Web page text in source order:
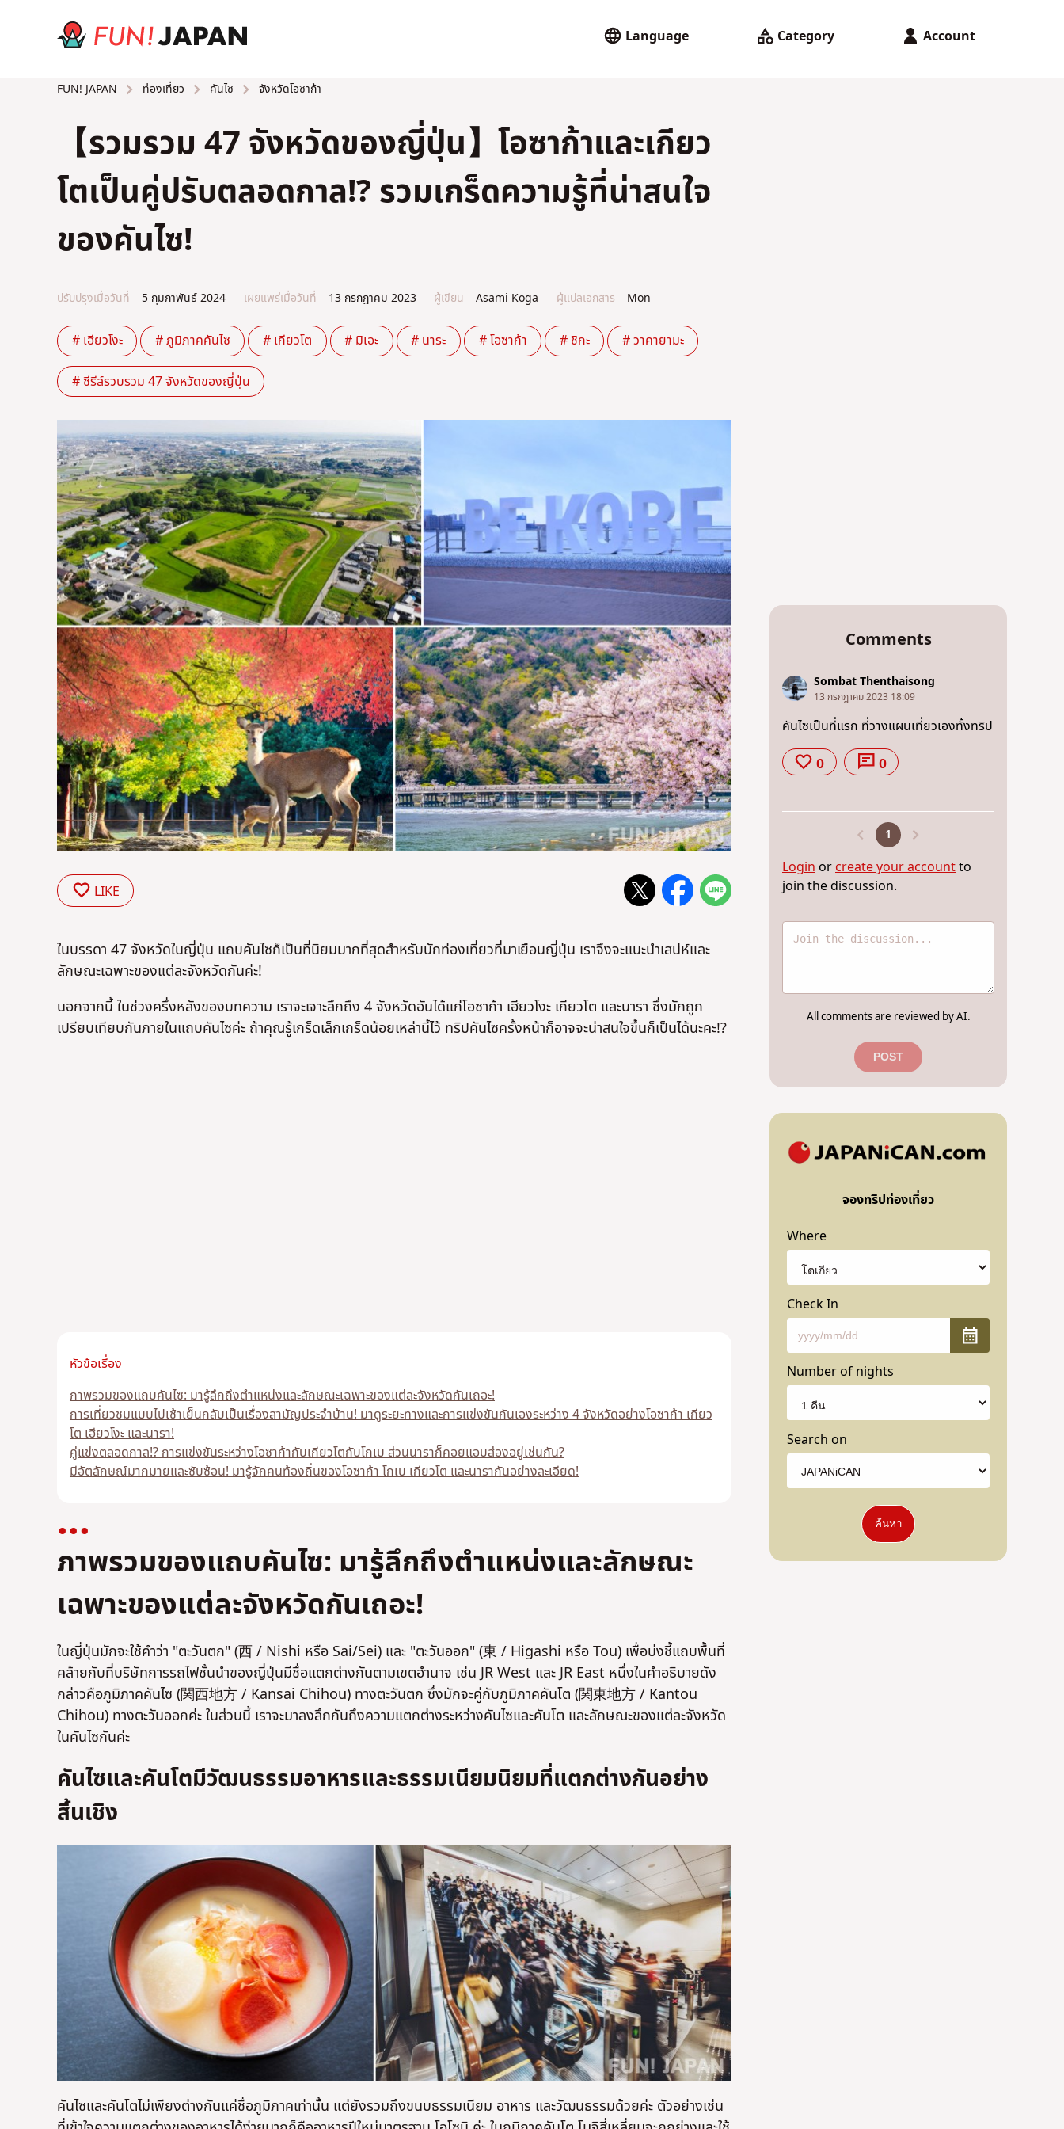
Language Category Account
FUN! JAPAN ท่องเที่ยว คันไซ จังหวัดโอซาก้า
【รวมรวม 47 จังหวัดของญี่ปุ่น】โอซาก้าและเกียว
โตเป็นคู่ปรับตลอดกาล!? รวมเกร็ดความรู้ที่น่าสนใจ
ของคันไซ!
ปรับปรุงเมื่อวันที่ 5 กุมภาพันธ์ 2024 เผยแพร่เมื่อวันที่ 13 กรกฎาคม 2023 ผู้เขียน Asami Koga ผู้แปลเอกสาร Mon
# เฮียวโงะ # ภูมิภาคคันไซ # เกียวโต # มิเอะ # นาระ # โอซาก้า # ชิกะ # วาคายามะ
# ซีรีส์รวบรวม 47 จังหวัดของญี่ปุ่น
LIKE
ในบรรดา 47 จังหวัดในญี่ปุ่น แถบคันไซก็เป็นที่นิยมมากที่สุดสำหรับนักท่องเที่ยวที่มาเยือนญี่ปุ่น เราจึงจะแนะนำเสน่ห์และ
ลักษณะเฉพาะของแต่ละจังหวัดกันค่ะ!
นอกจากนี้ ในช่วงครึ่งหลังของบทความ เราจะเจาะลึกถึง 4 จังหวัดอันได้แก่โอซาก้า เฮียวโงะ เกียวโต และนารา ซึ่งมักถูก
เปรียบเทียบกันภายในแถบคันไซค่ะ ถ้าคุณรู้เกร็ดเล็กเกร็ดน้อยเหล่านี้ไว้ ทริปคันไซครั้งหน้าก็อาจจะน่าสนใจขึ้นก็เป็นได้นะคะ!?
หัวข้อเรื่อง
ภาพรวมของแถบคันไซ: มารู้ลึกถึงตำแหน่งและลักษณะเฉพาะของแต่ละจังหวัดกันเถอะ!
การเที่ยวชมแบบไปเช้าเย็นกลับเป็นเรื่องสามัญประจำบ้าน! มาดูระยะทางและการแข่งขันกันเองระหว่าง 4 จังหวัดอย่างโอซาก้า เกียว
โต เฮียวโงะ และนารา!
คู่แข่งตลอดกาล!? การแข่งขันระหว่างโอซาก้ากับเกียวโตกับโกเบ ส่วนนาราก็คอยแอบส่องอยู่เช่นกัน?
มีอัตลักษณ์มากมายและซับซ้อน! มารู้จักคนท้องถิ่นของโอซาก้า โกเบ เกียวโต และนารากันอย่างละเอียด!
ภาพรวมของแถบคันไซ: มารู้ลึกถึงตำแหน่งและลักษณะ
เฉพาะของแต่ละจังหวัดกันเถอะ!
ในญี่ปุ่นมักจะใช้คำว่า "ตะวันตก" (西 / Nishi หรือ Sai/Sei) และ "ตะวันออก" (東 / Higashi หรือ Tou) เพื่อบ่งชี้แถบพื้นที่
คล้ายกับที่บริษัทการรถไฟชั้นนำของญี่ปุ่นมีชื่อแตกต่างกันตามเขตอำนาจ เช่น JR West และ JR East หนึ่งในคำอธิบายดัง
กล่าวคือภูมิภาคคันไซ (関西地方 / Kansai Chihou) ทางตะวันตก ซึ่งมักจะคู่กับภูมิภาคคันโต (関東地方 / Kantou
Chihou) ทางตะวันออกค่ะ ในส่วนนี้ เราจะมาลงลึกกันถึงความแตกต่างระหว่างคันไซและคันโต และลักษณะของแต่ละจังหวัด
ในคันไซกันค่ะ
คันไซและคันโตมีวัฒนธรรมอาหารและธรรมเนียมนิยมที่แตกต่างกันอย่าง
สิ้นเชิง
คันไซและคันโตไม่เพียงต่างกันแค่ชื่อภูมิภาคเท่านั้น แต่ยังรวมถึงขนบธรรมเนียม อาหาร และวัฒนธรรมด้วยค่ะ ตัวอย่างเช่น
Comments
Sombat Thenthaisong
13 กรกฎาคม 2023 18:09
คันไซเป็นที่แรก ที่วางแผนเที่ยวเองทั้งทริป
0 0
1
Loginorcreate your accountto
join the discussion.
All comments are reviewed by AI.
POST
จองทริปท่องเที่ยว
Where
Check In
Number of nights
Search on
ค้นหา